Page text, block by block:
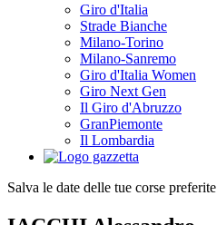
Giro d'Italia
Strade Bianche
Milano-Torino
Milano-Sanremo
Giro d'Italia Women
Giro Next Gen
Il Giro d'Abruzzo
GranPiemonte
Il Lombardia
Salva le date delle tue corse preferite